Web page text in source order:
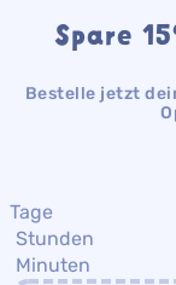
Spare
Bestelle jetzt
Tage
Stunden
Minuten